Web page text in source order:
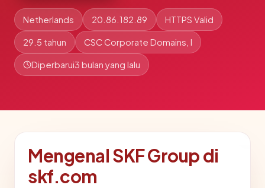
Netherlands 20.86.182.89 HTTPS Valid
29.5 tahun CSC Corporate Domains, I
Diperbarui3 bulan yang lalu
Mengenal SKF Group di
skf.com